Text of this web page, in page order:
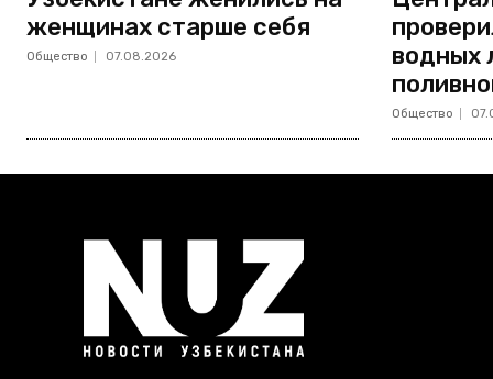
женщинах старше себя
Общество 07.08.2026
водных
Общество